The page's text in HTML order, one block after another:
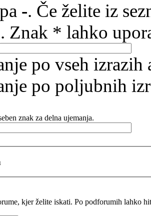
-. Če želite iz
. Znak * lahko
po vseh izrazih
po poljubnih
znak za delna ujemanja.
kjer želite iskati. Po podforumih lahko